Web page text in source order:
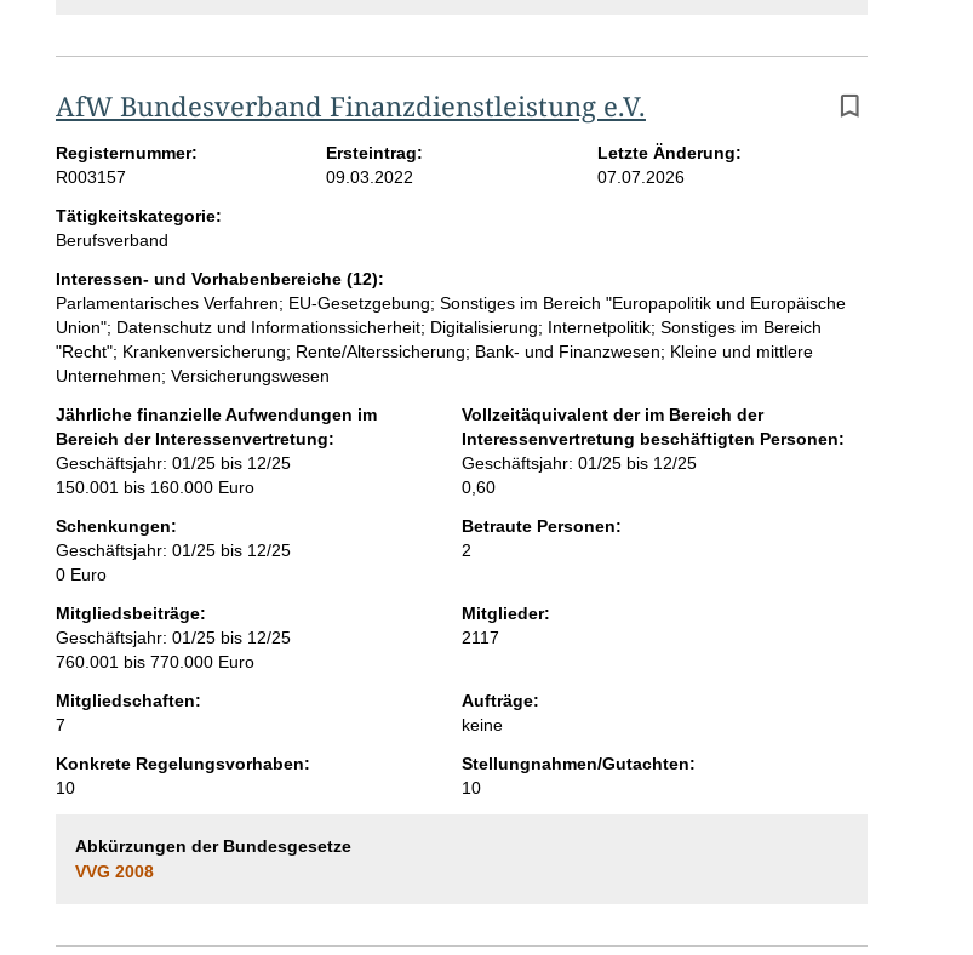
AfW Bundesverband Finanzdienstleistung e.V.
Registernummer:
R003157
Ersteintrag:
09.03.2022
Letzte Änderung:
07.07.2026
Tätigkeitskategorie:
Berufsverband
Interessen- und Vorhabenbereiche (12):
Parlamentarisches Verfahren; EU-Gesetzgebung; Sonstiges im Bereich "Europapolitik und Europäische
Union"; Datenschutz und Informationssicherheit; Digitalisierung; Internetpolitik; Sonstiges im Bereich
"Recht"; Krankenversicherung; Rente/Alterssicherung; Bank- und Finanzwesen; Kleine und mittlere
Unternehmen; Versicherungswesen
Jährliche finanzielle Aufwendungen im
Bereich der Interessenvertretung:
Geschäftsjahr: 01/25 bis 12/25
150.001 bis 160.000 Euro
Vollzeitäquivalent der im Bereich der
Interessenvertretung beschäftigten Personen:
Geschäftsjahr: 01/25 bis 12/25
0,60
Schenkungen:
Geschäftsjahr: 01/25 bis 12/25
0 Euro
Betraute Personen:
2
Mitgliedsbeiträge:
Geschäftsjahr: 01/25 bis 12/25
760.001 bis 770.000 Euro
Mitglieder:
2117
Mitgliedschaften:
7
Aufträge:
keine
Konkrete Regelungsvorhaben:
10
Stellungnahmen/Gutachten:
10
Abkürzungen der Bundesgesetze
VVG 2008